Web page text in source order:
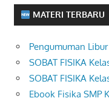
MATERI TERBARU
Pengumuman
SOBAT FISIKA
SOBAT FISIKA
Ebook Fisika SMP